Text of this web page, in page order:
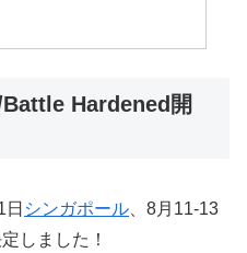
Hardened開
シンガポール 、8月11-13
しました！